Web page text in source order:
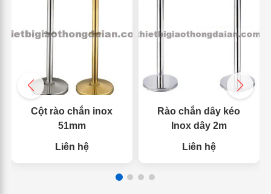
Cột rào chắn inox
51mm
Liên hệ
Rào chắn dây kéo
Inox dây 2m
Liên hệ